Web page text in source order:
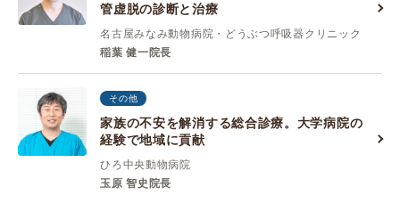
管虚脱の診断と治療
名古屋みなみ動物病院・どうぶつ呼吸器クリニック
稲葉 健一院長
その他
家族の不安を解消する総合診療。大学病院の
経験で地域に貢献
ひろ中央動物病院
玉原 智史院長